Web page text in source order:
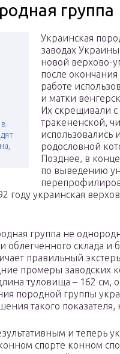
группа
Украинская
заводах
новой верхово-
после
работе
и матки
Их скрещивали
тракененской,
родословной
Позднее, в
по выведению
году украинская
группа не
склада и
правильный
промеры заводских
туловища – 162 см,
породной группы
такого показателя,
и теперь
спорте конном